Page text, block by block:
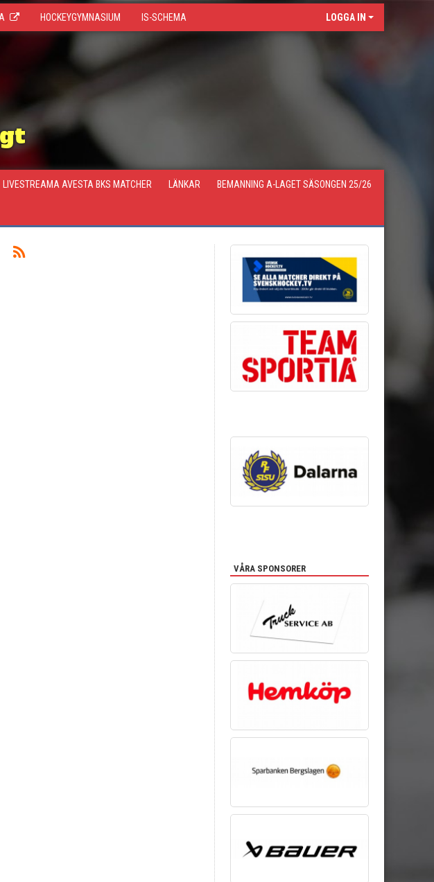
HOCKEYGYMNASIUM IS-SCHEMA LOGGA IN
LIVESTREAMA AVESTA BKS MATCHER LÄNKAR BEMANNING A-LAGET SÄSONGEN 25/26
VÅRA SPONSORER